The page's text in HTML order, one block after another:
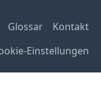
Glossar
Kontakt
Einstellungen